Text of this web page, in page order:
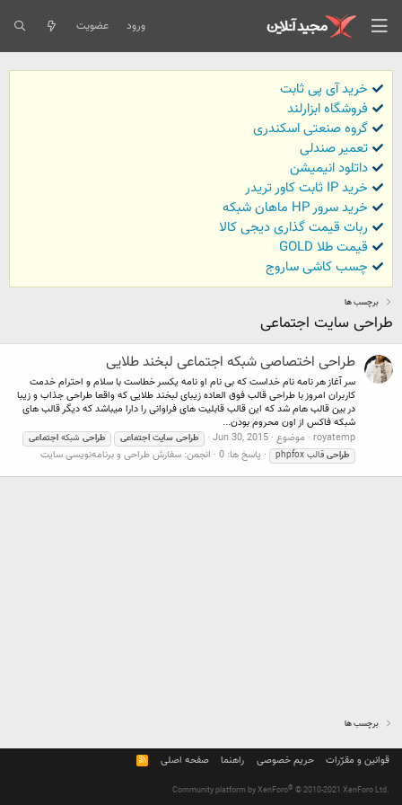
ورود عضویت
خرید آی پی ثابت
فروشگاه ابزارلند
گروه صنعتی اسکندری
تعمیر صندلی
داتلود انیمیشن
خرید IP ثابت کاور تریدر
خرید سرور HP ماهان شبکه
ربات قیمت گذاری دیجی کالا
قیمت طلا GOLD
چسب کاشی ساروج
برچسب ها
طراحی سایت اجتماعی
طراحی اختصاصی شبکه اجتماعی لبخند طلایی
سر آغاز هر نامه نام خداست که بی نام او نامه یکسر خطاست با سلام و احترام خدمت
کاربران امروز با طراحی قالب فوق العاده زیبای لبخند طلایی که واقعا طراحی جذاب و زیبا
در بین قالب هام شد که این قالب قابلیت های فراوانی را دارا میباشد که دیگر قالب های
شبکه فاکس از اون محروم بودن...
royatemp موضوع Jun 30, 2015 طراحی سایت اجتماعی طراحی شبکه اجتماعی
طراحی قالب phpfox پاسخ ها: 0 انجمن: سفارش طراحی و برنامه‌نویسی سایت
برچسب ها
قوانین و مقرّرات حریم خصوصی راهنما صفحه اصلی
R
S
Community platform by XenForo® © 2010-2021 XenForo Ltd.